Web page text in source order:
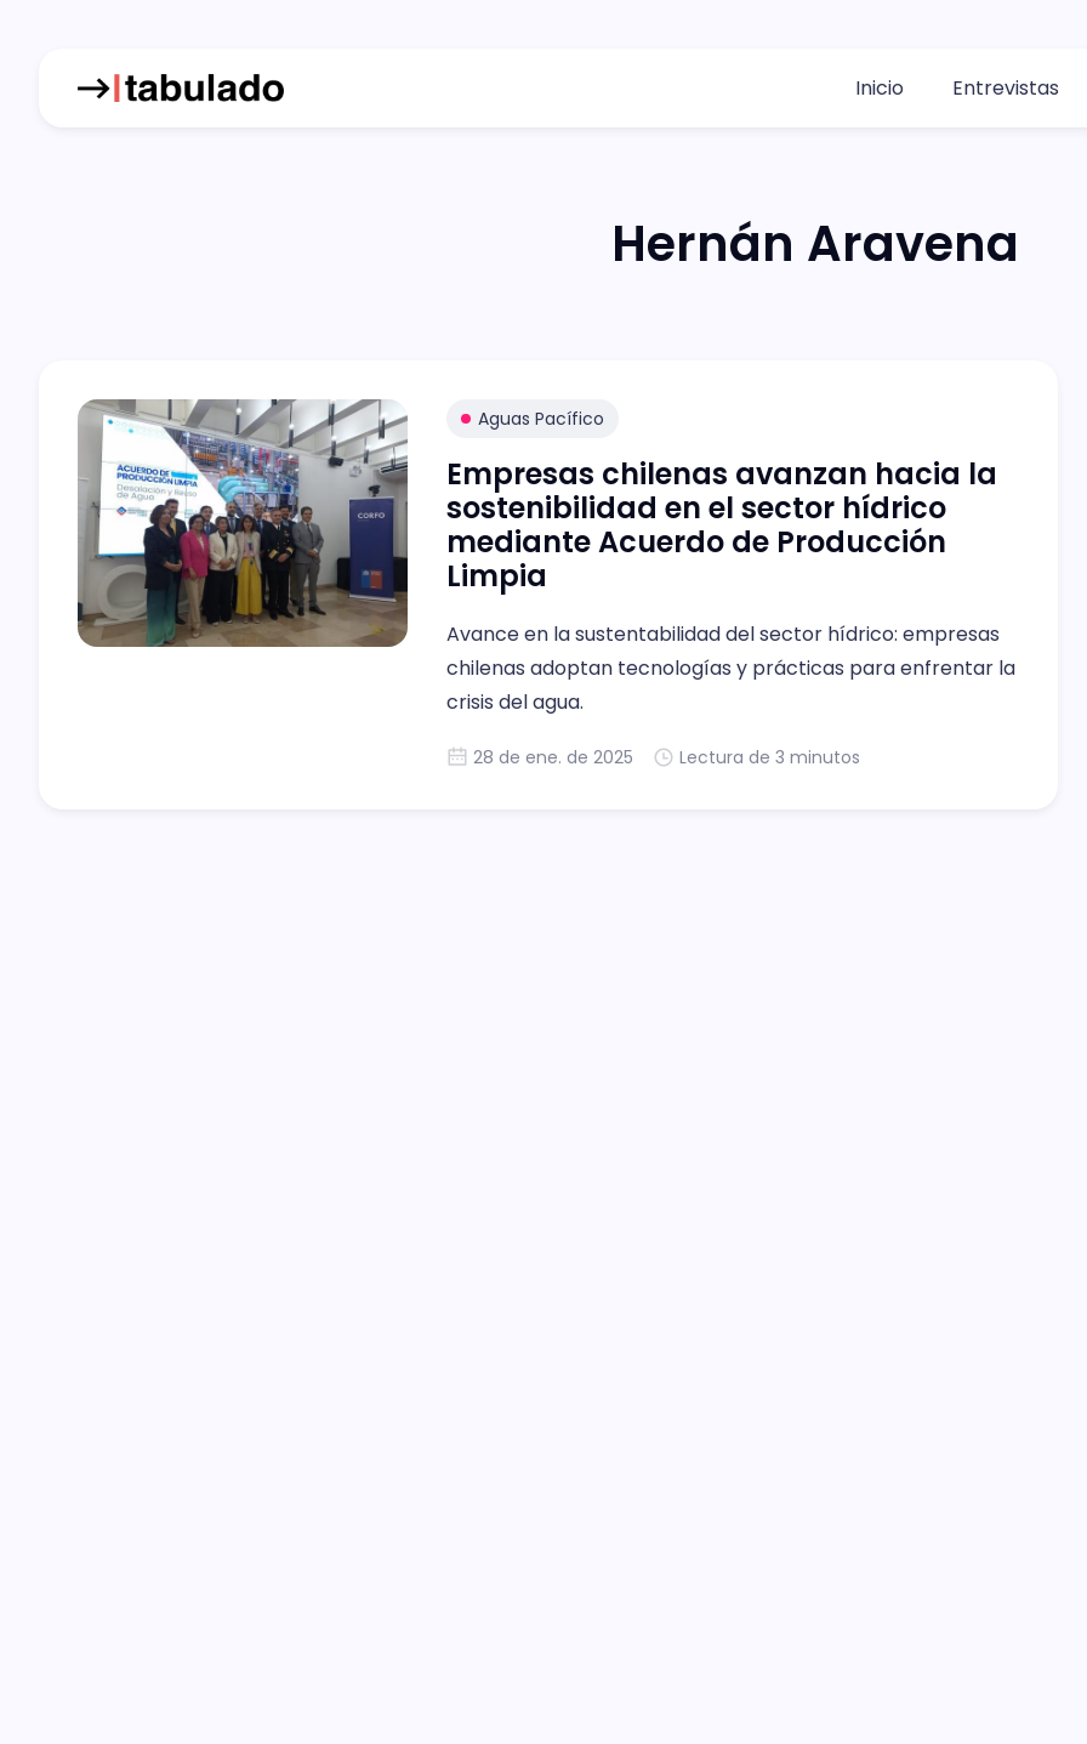
Inicio Entrevistas
Hernán Aravena
Aguas Pacífico
Empresas chilenas avanzan hacia la
sostenibilidad en el sector hídrico
mediante Acuerdo de Producción
Limpia
Avance en la sustentabilidad del sector hídrico: empresas
chilenas adoptan tecnologías y prácticas para enfrentar la
crisis del agua.
28 de ene. de 2025 Lectura de 3 minutos